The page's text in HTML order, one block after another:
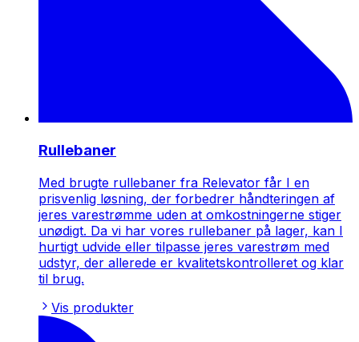
Rullebaner
Med brugte rullebaner fra Relevator får I en
prisvenlig løsning, der forbedrer håndteringen af
jeres varestrømme uden at omkostningerne stiger
unødigt. Da vi har vores rullebaner på lager, kan I
hurtigt udvide eller tilpasse jeres varestrøm med
udstyr, der allerede er kvalitetskontrolleret og klar
til brug.
Vis produkter